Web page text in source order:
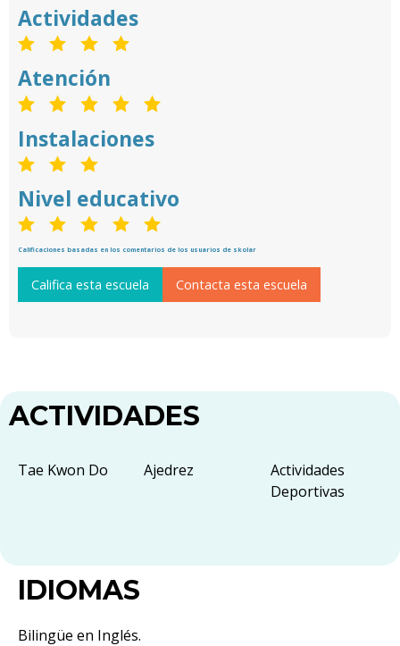
Actividades
Atención
Instalaciones
Nivel educativo
Calificaciones basadas en los comentarios de los usuarios de skolar
Califica esta escuela Contacta esta escuela
ACTIVIDADES
Tae Kwon Do Ajedrez
Actividades
Deportivas
IDIOMAS
Bilingüe en Inglés.